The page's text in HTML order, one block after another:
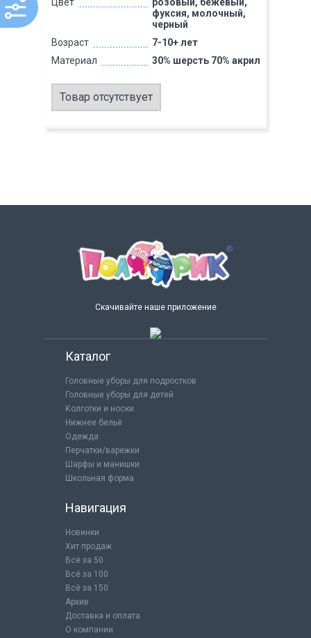
фуксия, молочный,
черный
Возраст
7-10+ лет
Материал
30% шерсть 70% акрил
Товар отсутствует
Скачивайте наше приложение
Каталог
Головные уборы для подростков
Головные уборы для детей
Колготки и носки
Нижнее бельё
Одежда
Перчатки/варежки
Шарфы и манишки
Школьная форма
Навигация
Новинки
Хит продаж
Всё за 50
Всё за 100
Всё за 150
Архив
Доставка и оплата
О компании